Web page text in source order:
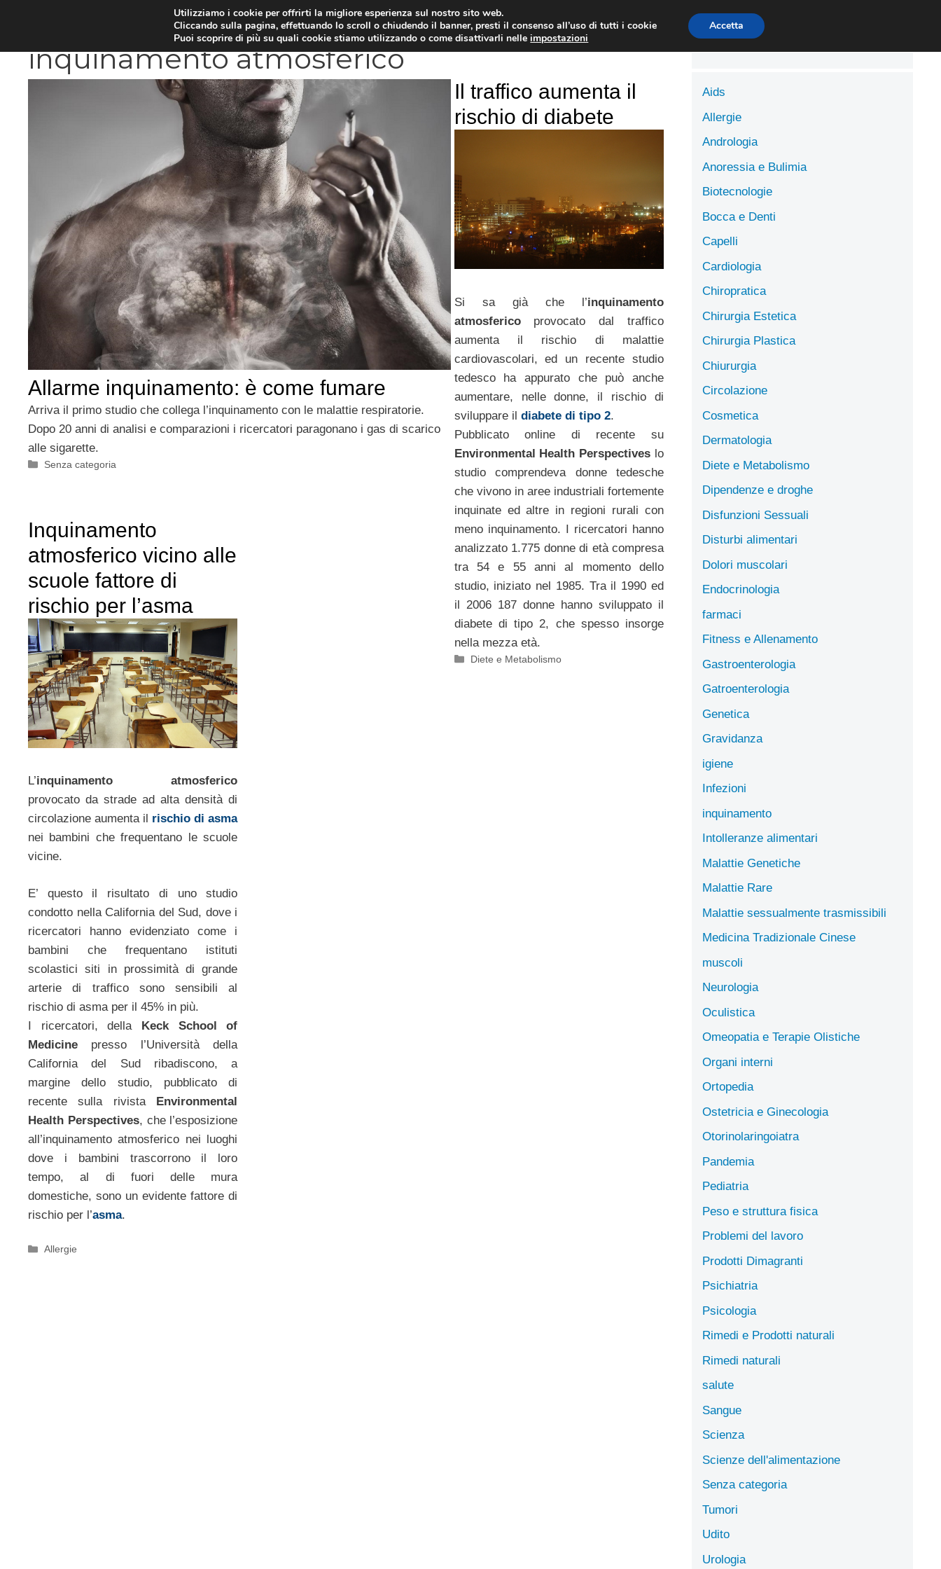
DIETE E METABOLISMO PSICOLOGIA NEUROLOGIA CARDIOLOGIA SCIENZE DELL’ALIMENTAZIONE
inquinamento atmosferico
Allarme inquinamento: è come fumare
Arriva il primo studio che collega l’inquinamento con le malattie respiratorie.
Dopo 20 anni di analisi e comparazioni i ricercatori paragonano i gas di scarico
alle sigarette.
Categorie
Senza categoria
Il traffico aumenta il
rischio di diabete
Si sa già che l’inquinamento
atmosfericoprovocato dal traffico
aumenta il rischio di malattie
cardiovascolari, ed un recente studio
tedesco ha appurato che può anche
aumentare, nelle donne, il rischio di
sviluppare il diabete di tipo 2.
Pubblicato online di recente su
Environmental Health Perspectives lo
studio comprendeva donne tedesche
che vivono in aree industriali fortemente
inquinate ed altre in regioni rurali con
meno inquinamento. I ricercatori hanno
analizzato 1.775 donne di età compresa
tra 54 e 55 anni al momento dello
studio, iniziato nel 1985. Tra il 1990 ed
il 2006 187 donne hanno sviluppato il
diabete di tipo 2, che spesso insorge
nella mezza età.
Categorie
Diete e Metabolismo
Inquinamento
atmosferico vicino alle
scuole fattore di
rischio per l’asma
L’inquinamento atmosferico
provocato da strade ad alta densità di
circolazione aumenta il rischio di asma
nei bambini che frequentano le scuole
vicine.
E’ questo il risultato di uno studio
condotto nella California del Sud, dove i
ricercatori hanno evidenziato come i
bambini che frequentano istituti
scolastici siti in prossimità di grande
arterie di traffico sono sensibili al
rischio di asma per il 45% in più.
I ricercatori, della Keck School of
Medicine presso l’Università della
California del Sud ribadiscono, a
margine dello studio, pubblicato di
recente sulla rivista Environmental
Health Perspectives, che l’esposizione
all’inquinamento atmosferico nei luoghi
dove i bambini trascorrono il loro
tempo, al di fuori delle mura
domestiche, sono un evidente fattore di
rischio per l’asma.
Categorie
Allergie
Aids
Allergie
Andrologia
Anoressia e Bulimia
Biotecnologie
Bocca e Denti
Capelli
Cardiologia
Chiropratica
Chirurgia Estetica
Chirurgia Plastica
Chiururgia
Circolazione
Cosmetica
Dermatologia
Diete e Metabolismo
Dipendenze e droghe
Disfunzioni Sessuali
Disturbi alimentari
Dolori muscolari
Endocrinologia
farmaci
Fitness e Allenamento
Gastroenterologia
Gatroenterologia
Genetica
Gravidanza
igiene
Infezioni
inquinamento
Intolleranze alimentari
Malattie Genetiche
Malattie Rare
Malattie sessualmente trasmissibili
Medicina Tradizionale Cinese
muscoli
Neurologia
Oculistica
Omeopatia e Terapie Olistiche
Organi interni
Ortopedia
Ostetricia e Ginecologia
Otorinolaringoiatra
Pandemia
Pediatria
Peso e struttura fisica
Problemi del lavoro
Prodotti Dimagranti
Psichiatria
Psicologia
Rimedi e Prodotti naturali
Rimedi naturali
salute
Sangue
Scienza
Scienze dell'alimentazione
Senza categoria
Tumori
Udito
Urologia
Utilizziamo i cookie per offrirti la migliore esperienza sul nostro sito web.
Cliccando sulla pagina, effettuando lo scroll o chiudendo il banner, presti il consenso all’uso di tutti i cookie
Puoi scoprire di più su quali cookie stiamo utilizzando o come disattivarli nelleimpostazioni
Accetta